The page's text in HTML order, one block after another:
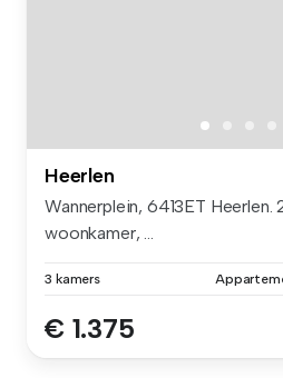
Heerlen
Wannerplein, 6413ET Heerlen.
woonkamer, ...
3 kamers
€ 1.375